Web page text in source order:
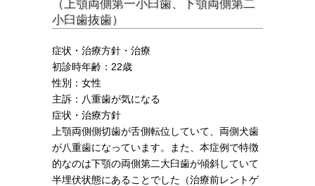
（上顎両側第一小臼歯、下顎両側第二
小臼歯抜歯）
症状・治療方針・治療
初診時年齢：22歳
性別：女性
主訴：八重歯が気になる
症状・治療方針
上顎両側側切歯が舌側転位していて、両側犬歯
が八重歯になっています。また、本症例で特徴
的なのは下顎の両側第二大臼歯が傾斜していて
半埋伏状態にあることでした（治療前レントゲ